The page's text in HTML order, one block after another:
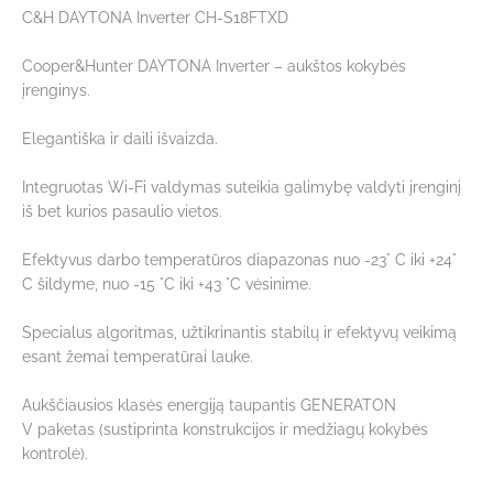
C&H DAYTONA Inverter CH-S18FTXD
Cooper&Hunter DAYTONA Inverter – aukštos kokybės
įrenginys.
Elegantiška ir daili išvaizda.
Integruotas Wi-Fi valdymas suteikia galimybę valdyti įrenginį
iš bet kurios pasaulio vietos.
Efektyvus darbo temperatūros diapazonas nuo -23° C iki +24°
C šildyme, nuo -15 °C iki +43 °C vėsinime.
Specialus algoritmas, užtikrinantis stabilų ir efektyvų veikimą
esant žemai temperatūrai lauke.
Aukščiausios klasės energiją taupantis GENERATON
V paketas (sustiprinta konstrukcijos ir medžiagų kokybės
kontrolė).